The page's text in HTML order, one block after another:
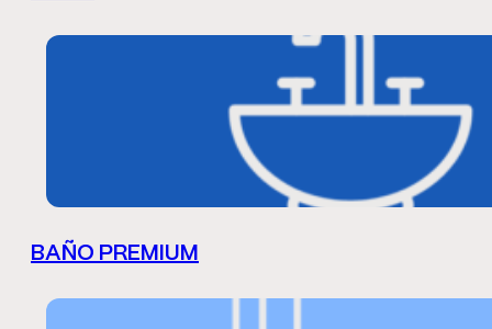
BAÑO PREMIUM